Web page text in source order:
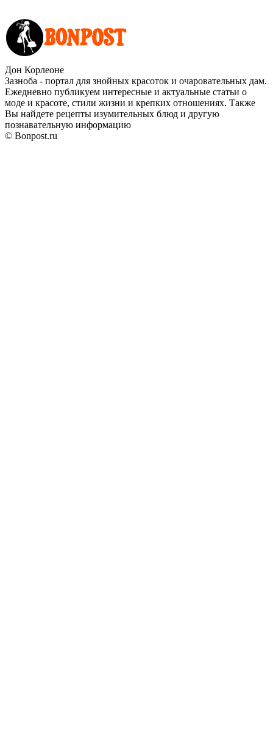
Дон Корлеоне
Зазноба - портал для знойных красоток и очаровательных дам.
Ежедневно публикуем интересные и актуальные статьи о
моде и красоте, стили жизни и крепких отношениях. Также
Вы найдете рецепты изумительных блюд и другую
познавательную информацию
© Bonpost.ru